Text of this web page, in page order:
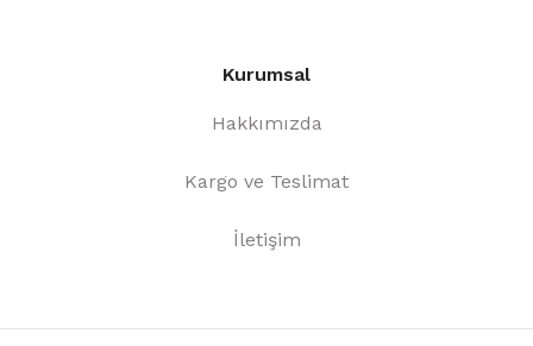
Kurumsal
Hakkımızda
Kargo ve Teslimat
İletişim